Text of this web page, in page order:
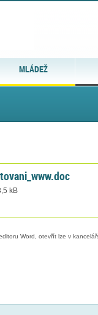
MLÁDEŽ
kB
Word, otevřít lze v